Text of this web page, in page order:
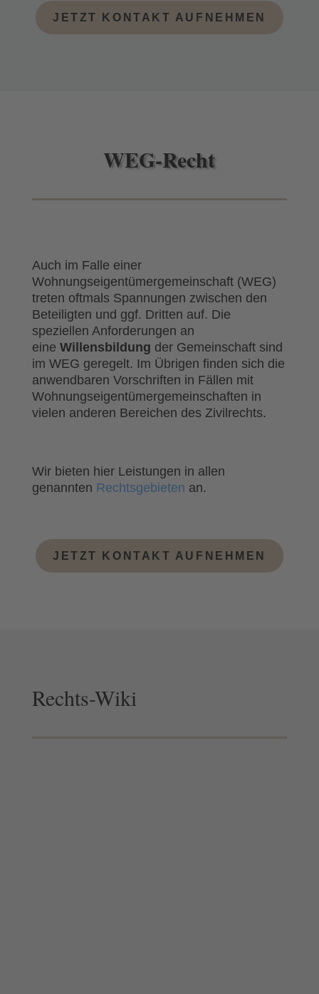
JETZT KONTAKT AUFNEHMEN
WEG-Recht
Auch im Falle einer
Wohnungseigentümergemeinschaft (WEG)
treten oftmals Spannungen zwischen den
Beteiligten und ggf. Dritten auf. Die
speziellen Anforderungen an
eine Willensbildung der Gemeinschaft sind
im WEG geregelt. Im Übrigen finden sich die
anwendbaren Vorschriften in Fällen mit
Wohnungseigentümergemeinschaften in
vielen anderen Bereichen des Zivilrechts.
Wir bieten hier Leistungen in allen
genannten Rechtsgebieten an.
JETZT KONTAKT AUFNEHMEN
Rechts-Wiki